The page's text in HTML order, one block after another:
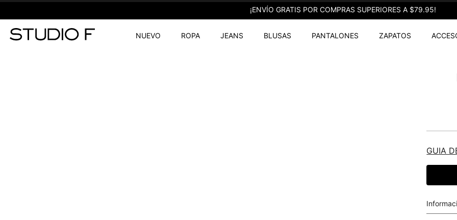
¡ENVÍO GRATIS POR COMPRAS SUPERIORES A $79.95!
NUEVO ROPA JEANS BLUSAS PANTALONES ZAPATOS
GUIA